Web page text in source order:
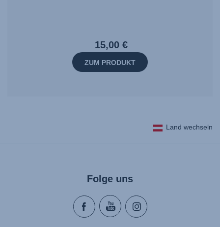
15,00 €
ZUM PRODUKT
Land wechseln
Folge uns